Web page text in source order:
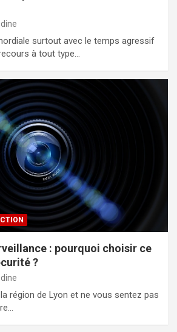
surtout avec le temps agressif
recours à tout type…
: pourquoi choisir ce
?
région de Lyon et ne vous sentez pas